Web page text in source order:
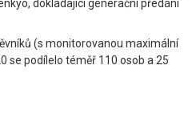
dokládající generační předání
(s monitorovanou maximální
se podílelo téměř 110 osob a 25